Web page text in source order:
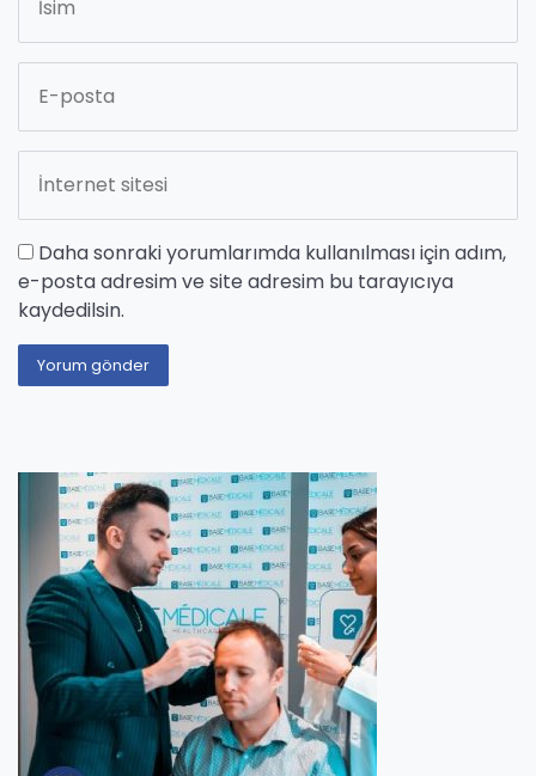
Daha sonraki yorumlarımda kullanılması için adım,
e-posta adresim ve site adresim bu tarayıcıya
kaydedilsin.